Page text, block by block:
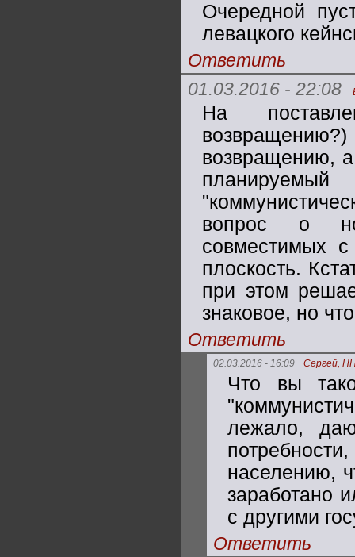
Очередной
левацкого
Ответить
01.03.2016 - 22:08
На
возвращению,
вопрос о
совместимых с
плоскость.
при этом
знаковое, но
Ответить
02.03.2016 - 16:09 Сергей,
Что вы
лежало,
населению,
заработано
с другими
Ответить